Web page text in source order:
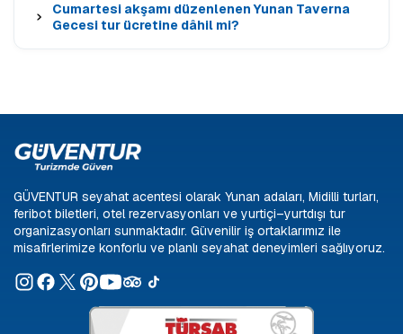
Cumartesi akşamı düzenlenen Yunan Taverna
Gecesi tur ücretine dâhil mi?
GÜVENTUR seyahat acentesi olarak Yunan adaları, Midilli turları,
feribot biletleri, otel rezervasyonları ve yurtiçi–yurtdışı tur
organizasyonları sunmaktadır. Güvenilir iş ortaklarımız ile
misafirlerimize konforlu ve planlı seyahat deneyimleri sağlıyoruz.